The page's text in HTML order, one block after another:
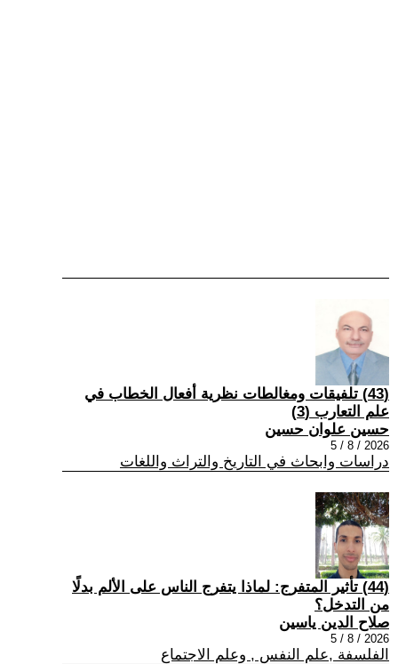
(43) تلفيقات ومغالطات نظرية أفعال الخطاب في
علم التعارب (3)
حسين علوان حسين
2026 / 8 / 5
دراسات وابحاث في التاريخ والتراث واللغات
(44) تأثير المتفرج: لماذا يتفرج الناس على الألم بدلًا
من التدخل؟
صلاح الدين ياسين
2026 / 8 / 5
الفلسفة ,علم النفس , وعلم الاجتماع